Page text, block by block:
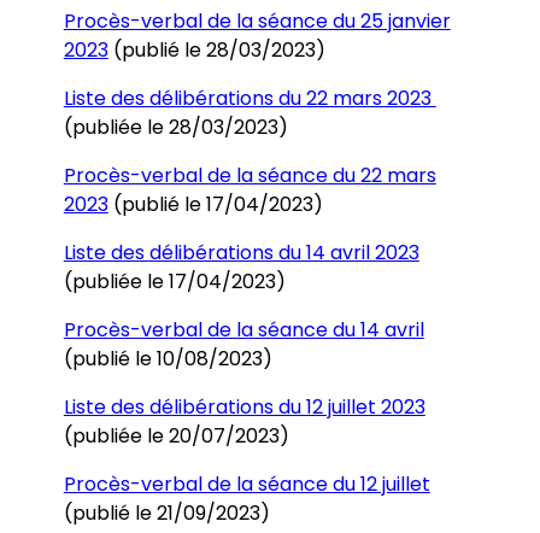
Procès-verbal de la séance du 25 janvier
2023(publié le 28/03/2023)
Liste des délibérations du 22 mars 2023
(publiée le 28/03/2023)
Procès-verbal de la séance du 22 mars
2023(publié le 17/04/2023)
Liste des délibérations du 14 avril 2023
(publiée le 17/04/2023)
Procès-verbal de la séance du 14 avril
(publié le 10/08/2023)
Liste des délibérations du 12 juillet 2023
(publiée le 20/07/2023)
Procès-verbal de la séance du 12 juillet
(publié le 21/09/2023)